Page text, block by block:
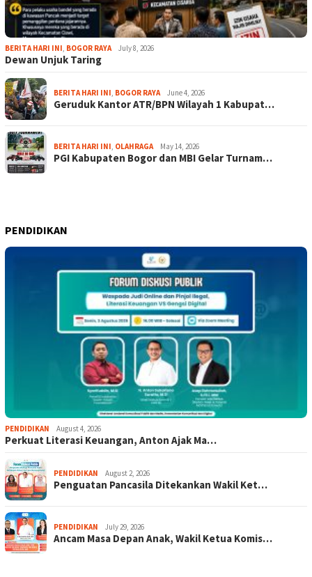
BERITA HARI INI, BOGOR RAYA July 8, 2026
Dewan Unjuk Taring
BERITA HARI INI, BOGOR RAYA June 4, 2026
Geruduk Kantor ATR/BPN Wilayah 1 Kabupat…
BERITA HARI INI, OLAHRAGA May 14, 2026
PGI Kabupaten Bogor dan MBI Gelar Turnam…
PENDIDIKAN
PENDIDIKAN August 4, 2026
Perkuat Literasi Keuangan, Anton Ajak Ma…
PENDIDIKAN August 2, 2026
Penguatan Pancasila Ditekankan Wakil Ket…
PENDIDIKAN July 29, 2026
Ancam Masa Depan Anak, Wakil Ketua Komis…